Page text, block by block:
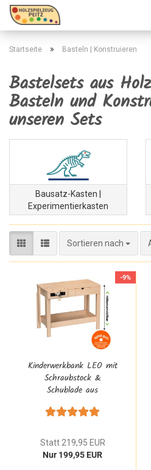
Startseite » Basteln | Konstruieren
Bastelsets aus
Basteln und
unseren Sets
Bausatz-Kasten |
Experimentierkasten
Sortieren nach
Sortieren nach
-9%
Kinderwerkbank LEO mit
Schraubstock &
Schublade aus
Statt 219,95 EUR
Nur 199,95 EUR